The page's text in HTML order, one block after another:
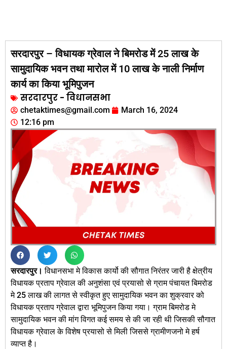
सरदारपुर – विधायक ग्रेवाल ने बिमरोड में 25 लाख के
सामुदायिक भवन तथा मारोल में 10 लाख के नाली निर्माण
कार्य का किया भूमिपुजन
सरदारपुर - विधानसभा
chetaktimes@gmail.com
March 16, 2024
12:16 pm
सरदारपुर। विधानसभा मे विकास कार्यो की सौगात निरंतर जारी है क्षेत्रीय
विधायक प्रताप ग्रेवाल की अनुशंसा एवं प्रयासो से ग्राम पंचायत बिमरोड
मे 25 लाख की लागत से स्वीकृत हुए सामुदायिक भवन का शुक्रवार को
विधायक प्रताप ग्रेवाल द्वारा भूमिपुजन किया गया। ग्राम बिमरोड मे
सामुदायिक भवन की मांग विगत कई समय से की जा रही थी जिसकी सौगात
विधायक ग्रेवाल के विशेष प्रयासो से मिली जिससे ग्रामीणजनो मे हर्ष
व्याप्त है।